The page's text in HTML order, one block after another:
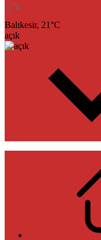
Balıkesir, 21°C
açık